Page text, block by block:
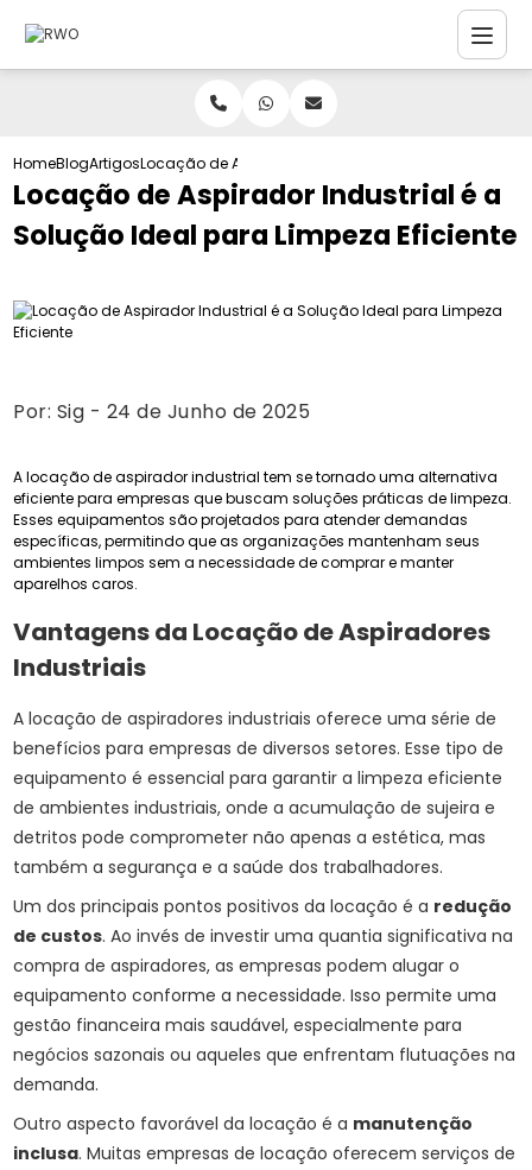
HomeBlogArtigosLocação de Aspirador Industrial é a Solução Ideal
Locação de Aspirador Industrial é a
Solução Ideal para Limpeza Eficiente
Por: Sig - 24 de Junho de 2025
A locação de aspirador industrial tem se tornado uma alternativa
eficiente para empresas que buscam soluções práticas de limpeza.
Esses equipamentos são projetados para atender demandas
específicas, permitindo que as organizações mantenham seus
ambientes limpos sem a necessidade de comprar e manter
aparelhos caros.
Vantagens da Locação de Aspiradores
Industriais
A locação de aspiradores industriais oferece uma série de
benefícios para empresas de diversos setores. Esse tipo de
equipamento é essencial para garantir a limpeza eficiente
de ambientes industriais, onde a acumulação de sujeira e
detritos pode comprometer não apenas a estética, mas
também a segurança e a saúde dos trabalhadores.
Um dos principais pontos positivos da locação é a redução
de custos. Ao invés de investir uma quantia significativa na
compra de aspiradores, as empresas podem alugar o
equipamento conforme a necessidade. Isso permite uma
gestão financeira mais saudável, especialmente para
negócios sazonais ou aqueles que enfrentam flutuações na
demanda.
Outro aspecto favorável da locação é a manutenção
inclusa. Muitas empresas de locação oferecem serviços de